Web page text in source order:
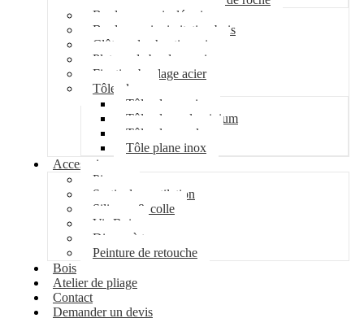
Bardage non isolé acier
Bardage acier imitation bois
Clôture de chantier acier
Plateau de bardage acier
Fixation bardage acier
Tôle plane
Tôle plane acier
Tôle plane aluminium
Tôle plane galva
Tôle plane inox
Accessoires
Pipeco
Sortie de ventilation
Silicone & colle
Vis Bois
Disque à tronçonner
Peinture de retouche
Bois
Atelier de pliage
Contact
Demander un devis